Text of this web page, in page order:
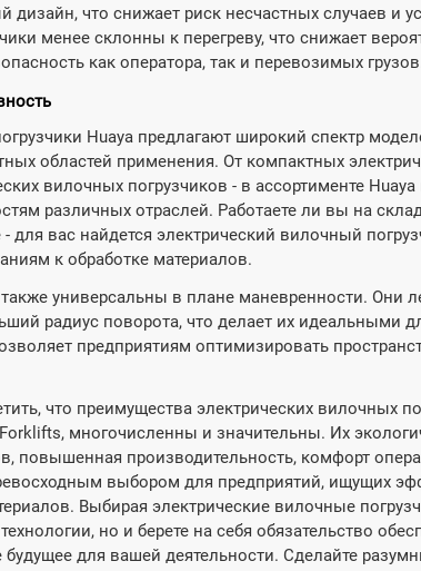
дизайн, что снижает риск несчастных случаев и
менее склонны к перегреву, что снижает
как оператора, так и перевозимых
Huaya предлагают широкий спектр
областей применения. От компактных
вилочных погрузчиков - в ассортименте Huaya
различных отраслей. Работаете ли вы на
для вас найдется электрический вилочный
к обработке материалов.
универсальны в плане маневренности. Они
радиус поворота, что делает их идеальными
предприятиям оптимизировать
что преимущества электрических вилочных
многочисленны и значительны. Их
повышенная производительность, комфорт
выбором для предприятий, ищущих
Выбирая электрические вилочные
но и берете на себя обязательство
для вашей деятельности. Сделайте